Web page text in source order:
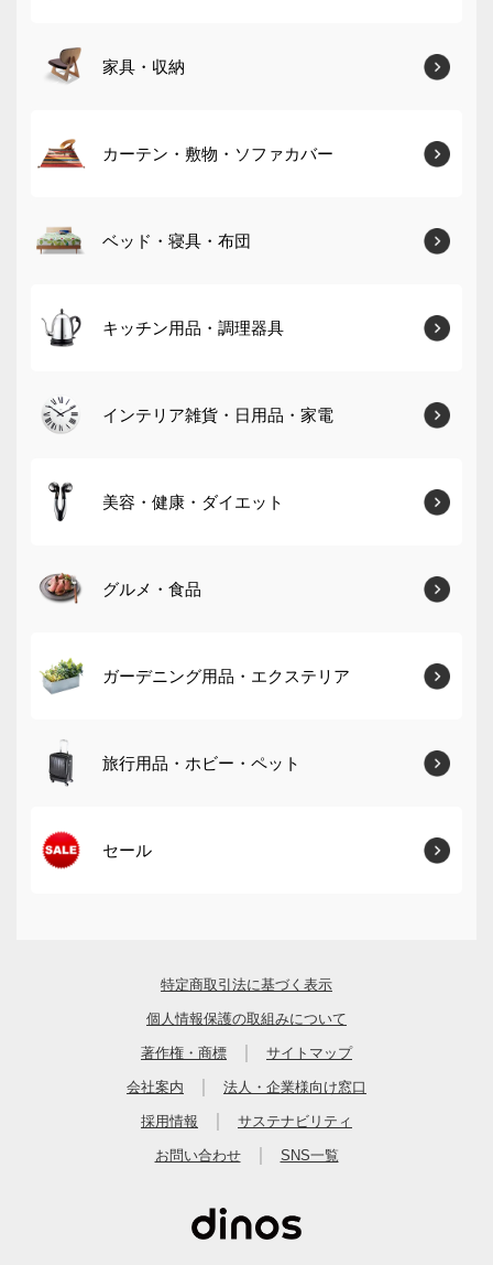
家具・収納
カーテン・敷物・ソファカバー
ベッド・寝具・布団
キッチン用品・調理器具
インテリア雑貨・日用品・家電
美容・健康・ダイエット
グルメ・食品
ガーデニング用品・エクステリア
旅行用品・ホビー・ペット
セール
特定商取引法に基づく表示
個人情報保護の取組みについて
著作権・商標 サイトマップ
会社案内 法人・企業様向け窓口
採用情報 サステナビリティ
お問い合わせ SNS一覧